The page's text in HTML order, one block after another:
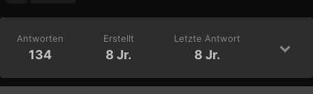
Antworten
134
Erstellt
8 Jr.
Letzte Antwort
8 Jr.